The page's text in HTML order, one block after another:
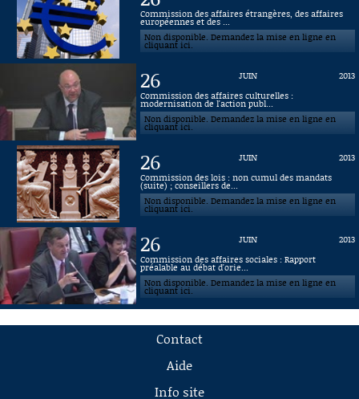
Commission des affaires étrangères, des affaires
européennes et des ...
Non disponible. Demandez la mise en ligne en
cliquant ici.
26 JUIN
2013
Commission des affaires culturelles :
modernisation de l'action publ...
Non disponible. Demandez la mise en ligne en
cliquant ici.
26 JUIN
2013
Commission des lois : non cumul des mandats
(suite) ; conseillers de...
Non disponible. Demandez la mise en ligne en
cliquant ici.
26 JUIN
2013
Commission des affaires sociales : Rapport
préalable au débat d'orie...
Non disponible. Demandez la mise en ligne en
cliquant ici.
Contact
Aide
Info site